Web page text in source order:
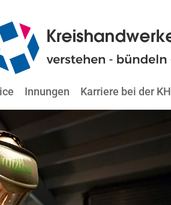
Innungen Karriere bei der KH